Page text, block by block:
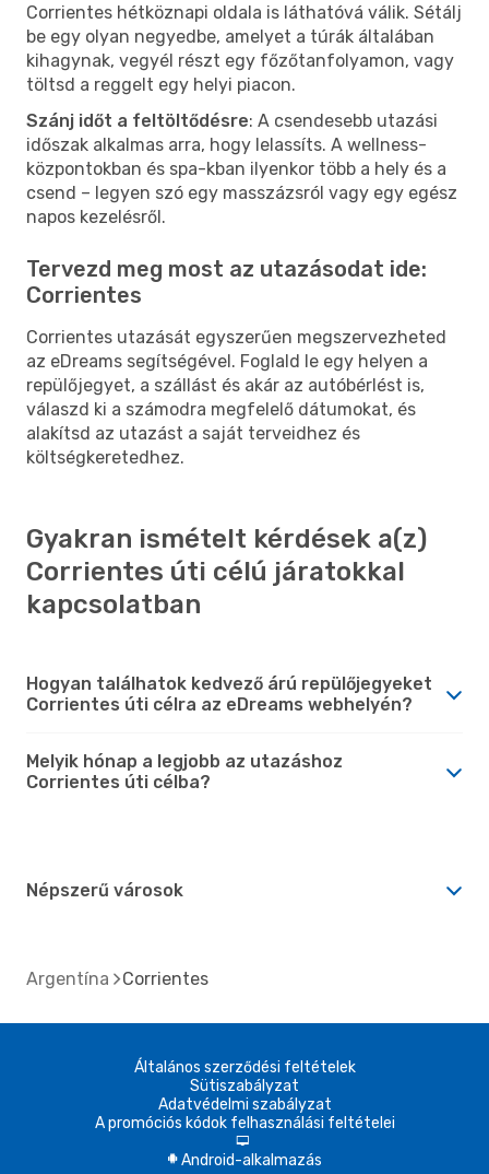
Corrientes hétköznapi oldala is láthatóvá válik. Sétálj
be egy olyan negyedbe, amelyet a túrák általában
kihagynak, vegyél részt egy főzőtanfolyamon, vagy
töltsd a reggelt egy helyi piacon.
Szánj időt a feltöltődésre: A csendesebb utazási
időszak alkalmas arra, hogy lelassíts. A wellness-
központokban és spa-kban ilyenkor több a hely és a
csend – legyen szó egy masszázsról vagy egy egész
napos kezelésről.
Tervezd meg most az utazásodat ide:
Corrientes
Corrientes utazását egyszerűen megszervezheted
az eDreams segítségével. Foglald le egy helyen a
repülőjegyet, a szállást és akár az autóbérlést is,
válaszd ki a számodra megfelelő dátumokat, és
alakítsd az utazást a saját terveidhez és
költségkeretedhez.
Gyakran ismételt kérdések a(z)
Corrientes úti célú járatokkal
kapcsolatban
Hogyan találhatok kedvező árú repülőjegyeket
Corrientes úti célra az eDreams webhelyén?
Melyik hónap a legjobb az utazáshoz
Corrientes úti célba?
Népszerű városok
Argentína Corrientes
Általános szerződési feltételek
Sütiszabályzat
Adatvédelmi szabályzat
A promóciós kódok felhasználási feltételei
d
A Android-alkalmazás